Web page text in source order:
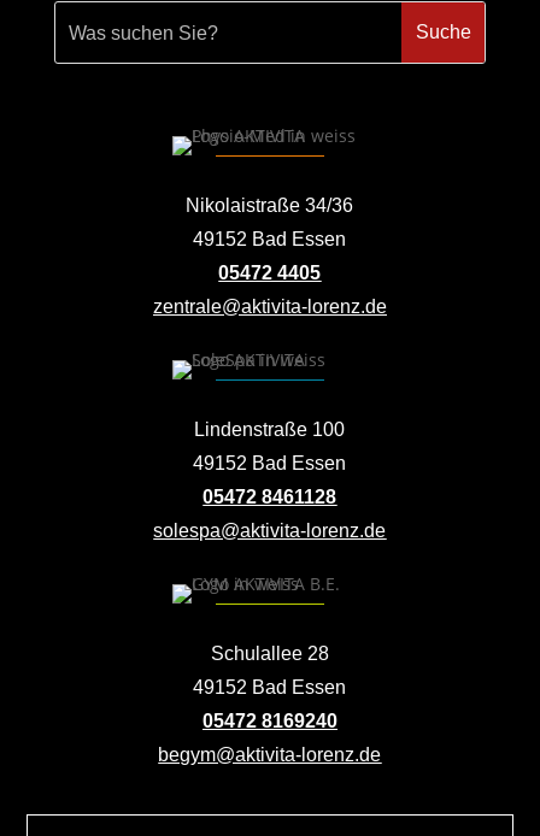
Nikolaistraße 34/36
49152 Bad Essen
05472 4405
zentrale@aktivita-lorenz.de
Lindenstraße 100
49152 Bad Essen
05472 8461128
solespa@aktivita-lorenz.de
Schulallee 28
49152 Bad Essen
05472 8169240
begym@aktivita-lorenz.de